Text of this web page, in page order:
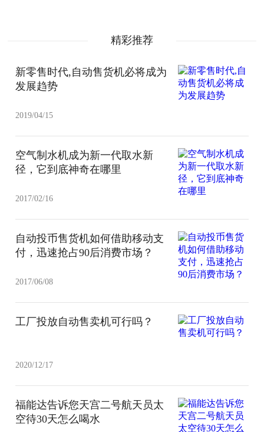
精彩推荐
新零售时代,自动售货机必将成为
发展趋势
2019/04/15
空气制水机成为新一代取水新
径，它到底神奇在哪里
2017/02/16
自动投币售货机如何借助移动支
付，迅速抢占90后消费市场？
2017/06/08
工厂投放自动售卖机可行吗？
2020/12/17
福能达告诉您天宫二号航天员太
空待30天怎么喝水